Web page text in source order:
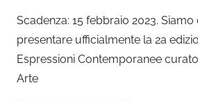
Scadenza: 15 febbraio 2023. Siamo
presentare ufficialmente la 2a
Espressioni Contemporanee
Arte